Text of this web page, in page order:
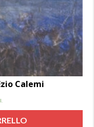
Calemi